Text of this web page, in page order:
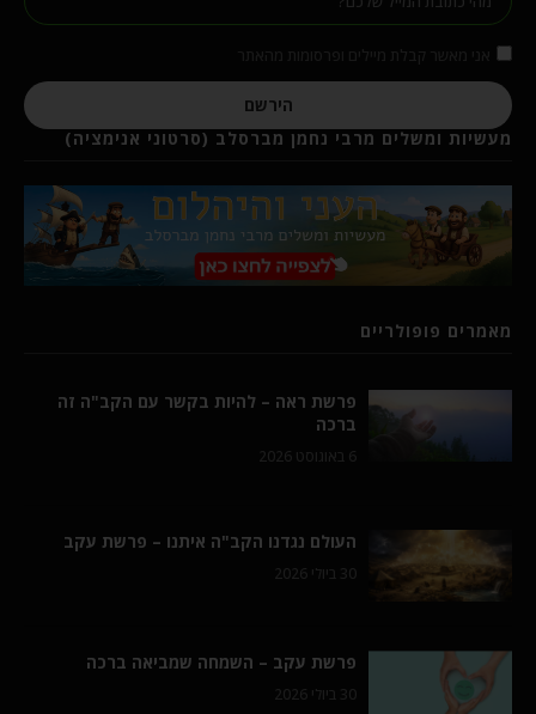
הירשם
מעשיות ומשלים מרבי נחמן מברסלב (סרטוני אנימציה)
מאמרים פופולריים
פרשת ראה – להיות בקשר עם הקב"ה זה
ברכה
6 באוגוסט 2026
העולם נגדנו הקב"ה איתנו – פרשת עקב
30 ביולי 2026
פרשת עקב – השמחה שמביאה ברכה
30 ביולי 2026